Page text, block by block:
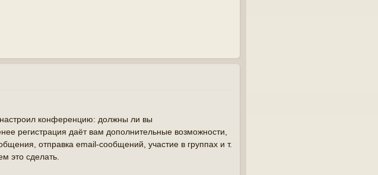
настроил конференцию: должны ли вы
регистрация даёт вам дополнительные возможности,
отправка email-сообщений, участие в группах и т.
это сделать.